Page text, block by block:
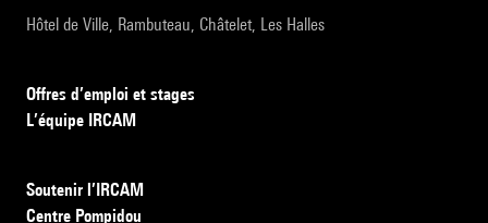
Hôtel de Ville, Rambuteau, Châtelet, Les Halles
Offres d’emploi et stages
L’équipe IRCAM
Soutenir l’IRCAM
Centre Pompidou